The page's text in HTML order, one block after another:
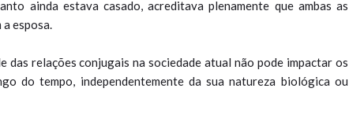
ainda estava casado, acreditava plenamente que ambas as
esposa.
das relações conjugais na sociedade atual não pode impactar os
do tempo, independentemente da sua natureza biológica ou